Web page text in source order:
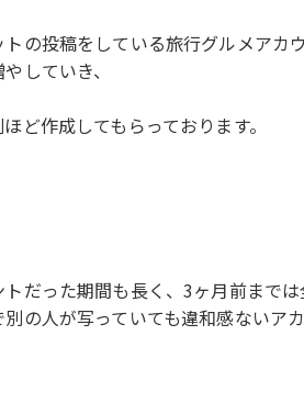
の投稿をしている旅行グルメアカウ
していき、
ど作成してもらっております。
だった期間も長く、3ヶ月前まで
の人が写っていても違和感ないアカ